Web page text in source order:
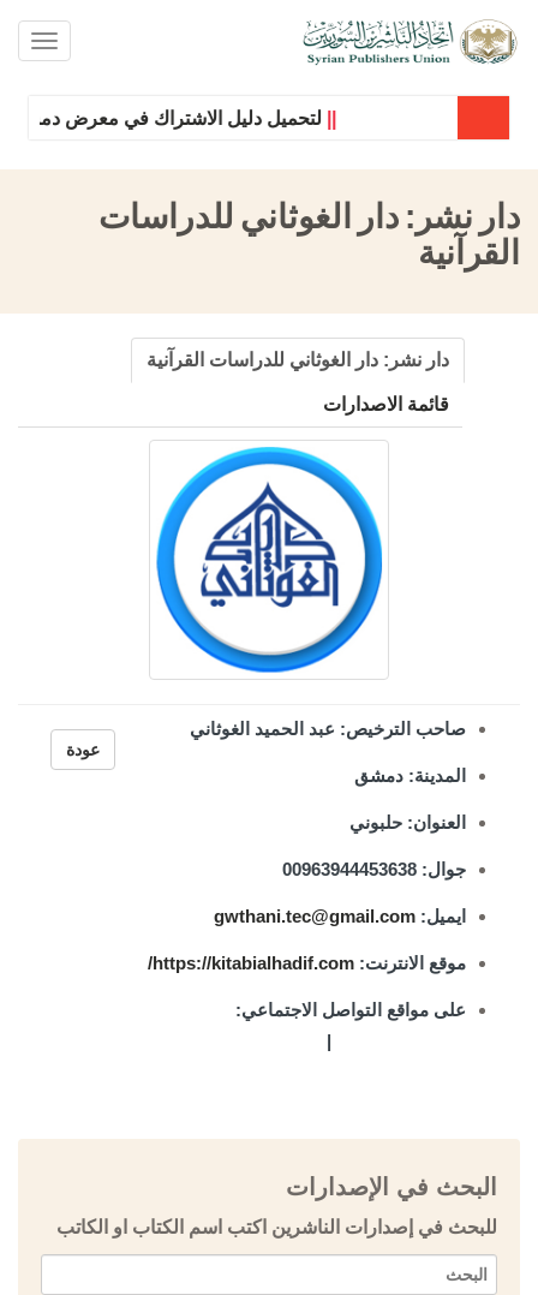
لتحميل دليل الاشتراك في معرض دمشق
دار نشر: دار الغوثاني للدراسات
القرآنية
دار نشر: دار الغوثاني للدراسات القرآنية
قائمة الاصدارات
صاحب الترخيص: عبد الحميد الغوثاني
المدينة: دمشق
العنوان: حلبوني
جوال: 00963944453638
ايميل: gwthani.tec@gmail.com
موقع الانترنت: https://kitabialhadif.com/
على مواقع التواصل الاجتماعي:
|
عودة
البحث في الإصدارات
للبحث في إصدارات الناشرين اكتب اسم الكتاب او الكاتب